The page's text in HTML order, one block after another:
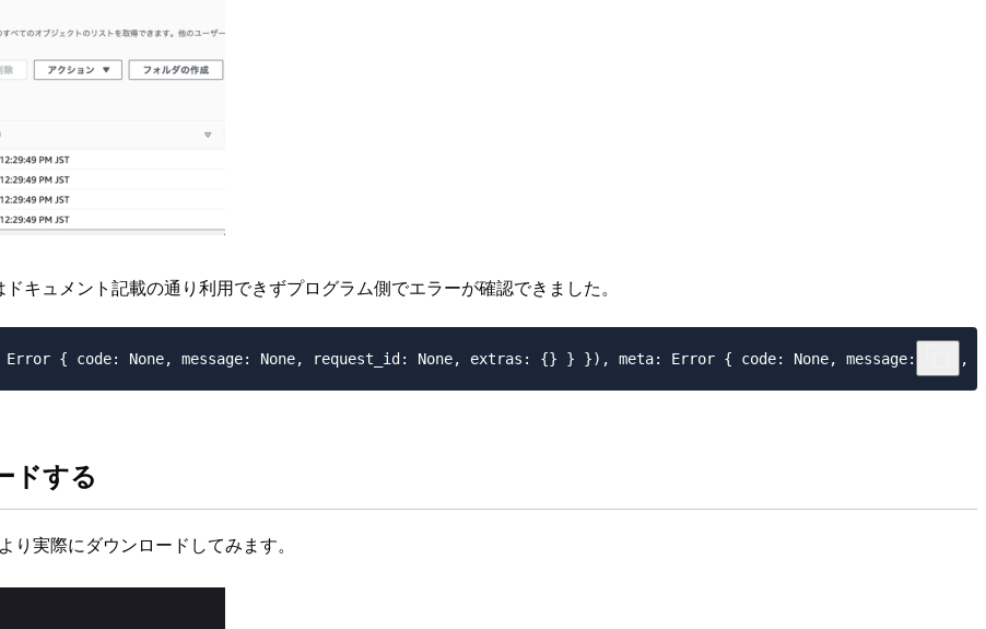
キュメント記載の通り利用できずプログラム側でエラーが確認できました。
ドする
実際にダウンロードしてみます。